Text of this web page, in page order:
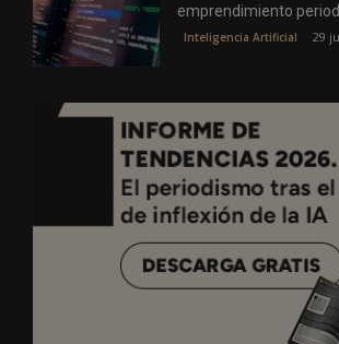
emprendimiento
Inteligencia Artificial 29